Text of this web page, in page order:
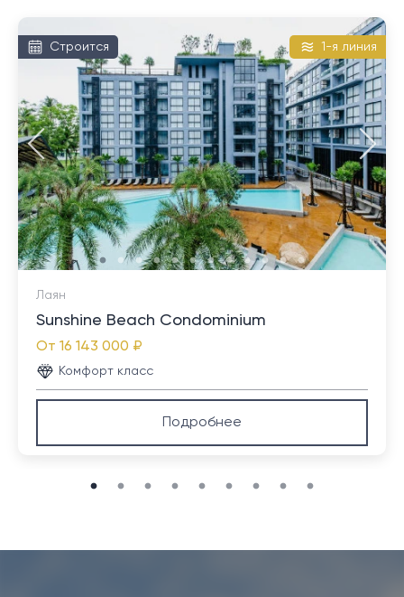
сравнению с направлениями на северном и
западном побережье.
Строится 1-я линия
Лаян
Sunshine Beach Condominium
От 16 143 000 ₽
Комфорт класс
Подробнее